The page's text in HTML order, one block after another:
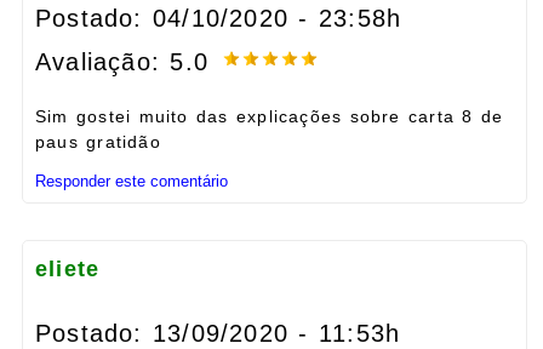
Postado: 04/10/2020 - 23:58h
Avaliação: 5.0
Sim gostei muito das explicações sobre carta 8 de
paus gratidão
Responder este comentário
eliete
Postado: 13/09/2020 - 11:53h